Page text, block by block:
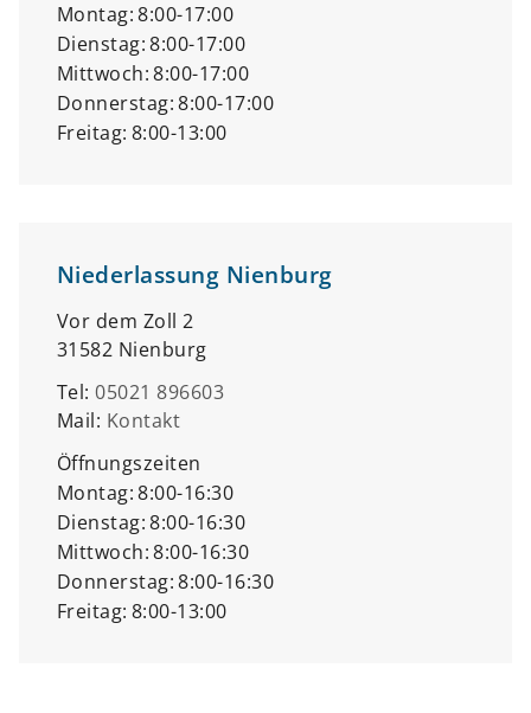
Montag:8:00-17:00
Dienstag:8:00-17:00
Mittwoch:8:00-17:00
Donnerstag:8:00-17:00
Freitag: 8:00-13:00
Niederlassung Nienburg
Vor dem Zoll 2
31582 Nienburg
Tel:05021 896603
Mail: Kontakt
Öffnungszeiten
Montag:8:00-16:30
Dienstag:8:00-16:30
Mittwoch:8:00-16:30
Donnerstag:8:00-16:30
Freitag: 8:00-13:00